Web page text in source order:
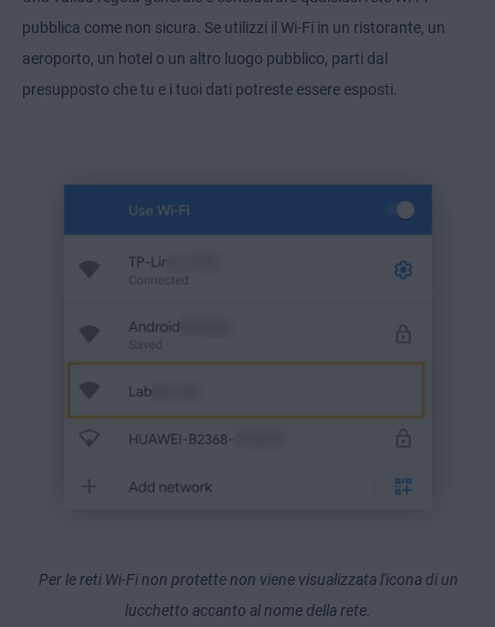
pubblica come non sicura. Se utilizzi il Wi-Fi in un ristorante, un
aeroporto, un hotel o un altro luogo pubblico, parti dal
presupposto che tu e i tuoi dati potreste essere esposti.
Per le reti Wi-Fi non protette non viene visualizzata l'icona di un
lucchetto accanto al nome della rete.